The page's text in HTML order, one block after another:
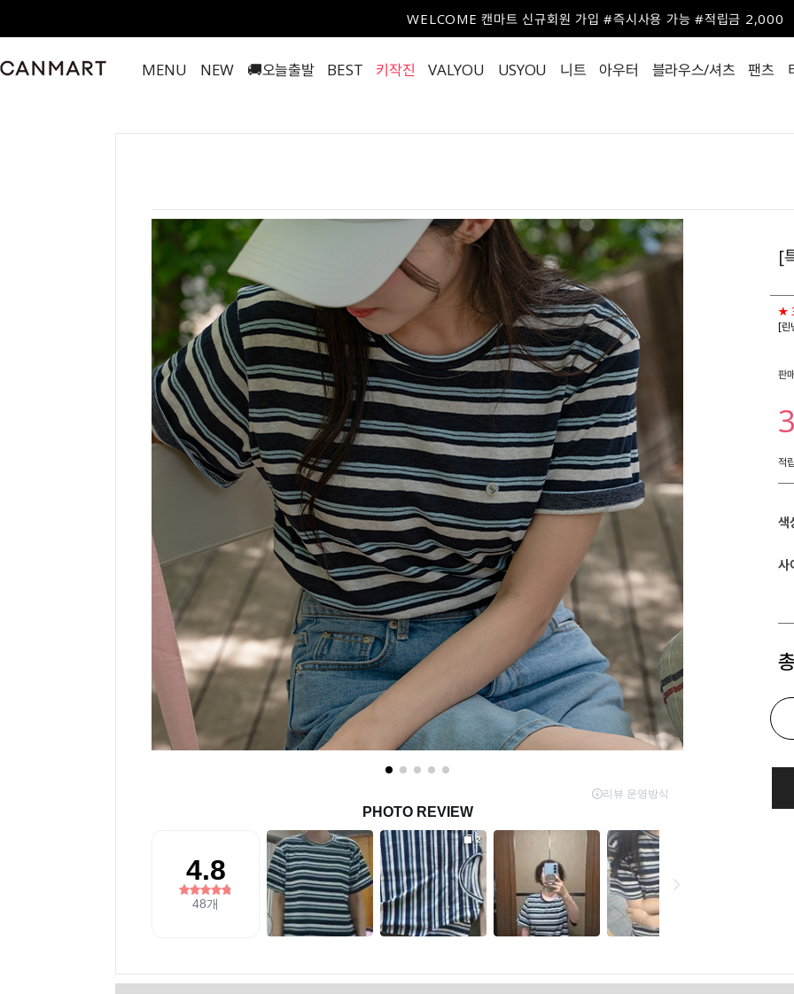
WELCOME 캔마트 신규회원 가입 #즉시사용 가능 #적립금 2,000
MENU NEW 🚚오늘출발 BEST 키작진 VALYOU USYOU 니트 아우터 블라우스/셔츠 팬츠
[
★
[린
판
적
색
사